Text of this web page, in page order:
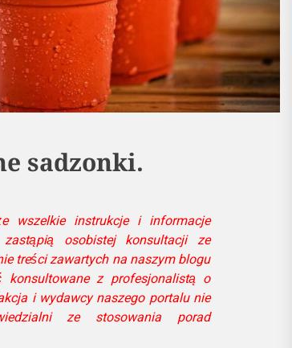
sadzonki.
wszelkie instrukcje i informacje
osobistej konsultacji ze
treści zawartych na naszym blogu
z profesjonalistą o
i wydawcy naszego portalu nie
ze stosowania porad